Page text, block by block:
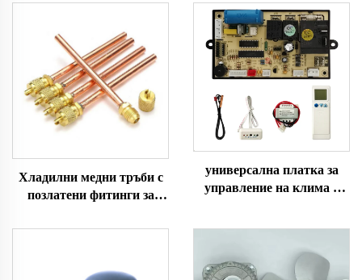
Хладилни медни тръби с
позлатени фитинги за
климатични уредби
универсална платка за
управление на клима 3
платка за управление на
клима за разделен